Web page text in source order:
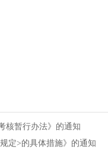
核暂行办法》的通知
定>的具体措施》的通知